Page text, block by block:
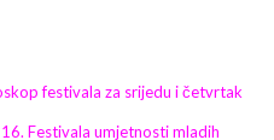
festivala za srijedu i četvrtak
Festivala umjetnosti mladih